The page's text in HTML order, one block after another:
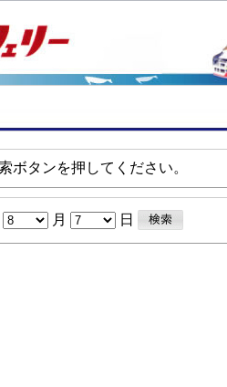
ボタンを押してください。
月 日